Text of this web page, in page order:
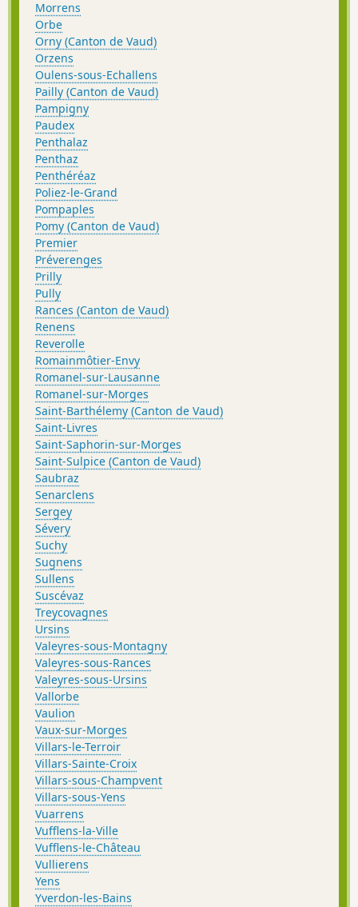
Morrens
Orbe
Orny (Canton de Vaud)
Orzens
Oulens-sous-Echallens
Pailly (Canton de Vaud)
Pampigny
Paudex
Penthalaz
Penthaz
Penthéréaz
Poliez-le-Grand
Pompaples
Pomy (Canton de Vaud)
Premier
Préverenges
Prilly
Pully
Rances (Canton de Vaud)
Renens
Reverolle
Romainmôtier-Envy
Romanel-sur-Lausanne
Romanel-sur-Morges
Saint-Barthélemy (Canton de Vaud)
Saint-Livres
Saint-Saphorin-sur-Morges
Saint-Sulpice (Canton de Vaud)
Saubraz
Senarclens
Sergey
Sévery
Suchy
Sugnens
Sullens
Suscévaz
Treycovagnes
Ursins
Valeyres-sous-Montagny
Valeyres-sous-Rances
Valeyres-sous-Ursins
Vallorbe
Vaulion
Vaux-sur-Morges
Villars-le-Terroir
Villars-Sainte-Croix
Villars-sous-Champvent
Villars-sous-Yens
Vuarrens
Vufflens-la-Ville
Vufflens-le-Château
Vullierens
Yens
Yverdon-les-Bains